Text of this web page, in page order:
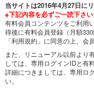
当サイトは2016年4月27日に
※下記内容を必ずご一読下さい
有料会員コンテンツをご利用
得後に有料会員登録（月額
「利用規約」に同意の上、会
また、リニューアル以前より
しては、専用ログインIDと有
詳細につきましては、専用ロ
い。